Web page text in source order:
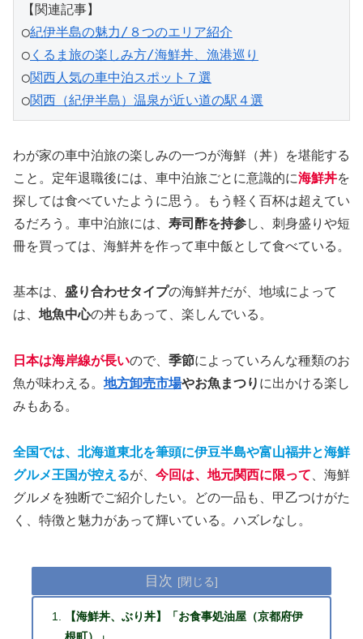
【関連記事】
◯紀伊半島の魅力/８つのエリア紹介
◯ くるま旅の楽しみ方/海鮮丼、漁港巡り
◯関西人気の車中泊スポット７選
◯関西（紀伊半島）温泉が近い道の駅４選
わが家の車中泊旅の楽しみの一つが海鮮（丼）を堪能する
こと。定年退職後には、車中泊旅ごとに意識的に海鮮丼を
探しては食べていたように思う。もう軽く百杯は超えてい
るだろう。車中泊旅には、 寿司酢を持参し、刺身盛りや短
冊を買っては、海鮮丼を作って車中飯として食べている。
基本は、 盛り合わせタイプの海鮮丼だが、地域によって
は、 地魚中心の丼もあって、楽しんでいる。
日本は海岸線が長いので、 季節によっていろんな種類のお
魚が味わえる。 地方卸売市場やお魚まつり に出かける楽し
みもある。
全国では、北海道東北を筆頭に伊豆半島や富山福井と海鮮
グルメ王国が控えるが、 今回は、地元関西に限って 、海鮮
グルメを独断でご紹介したい。どの一品も、甲乙つけがた
く、特徴と魅力があって輝いている。ハズレなし。
目次
【海鮮丼、ぶり丼】「お食事処油屋（京都府伊